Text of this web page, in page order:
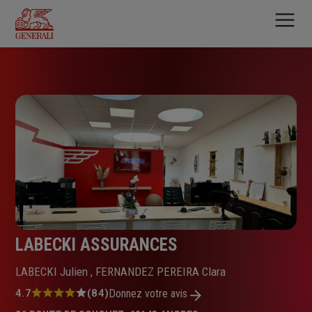
contenu
principal
LABECKI ASSURANCES
LABECKI Julien , FERNANDEZ PEREIRA Clara
Note
4.7 (84)Donnez votre avis